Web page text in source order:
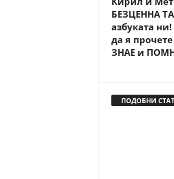
БЕЗЦЕННА
азбуката
да я
ЗНАЕ и
ПОДОБНИ